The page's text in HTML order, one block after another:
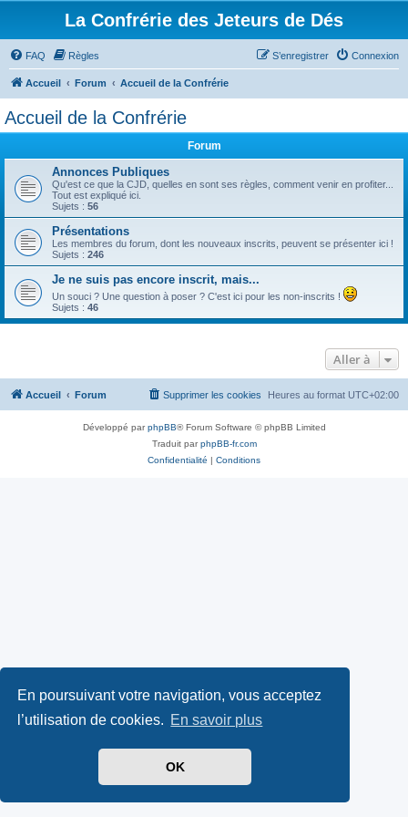
En poursuivant votre navigation, vous acceptez
l’utilisation de cookies. En savoir plus
OK
La Confrérie des Jeteurs de Dés
FAQ Règles Connexion
S’enregistrer
Accueil Forum Accueil de la Confrérie
Accueil de la Confrérie
Forum
Annonces Publiques
Qu'est ce que la CJD, quelles en sont ses règles, comment venir en profiter...
Tout est expliqué ici.
Sujets : 56
Présentations
Les membres du forum, dont les nouveaux inscrits, peuvent se présenter ici !
Sujets : 246
Je ne suis pas encore inscrit, mais...
Un souci ? Une question à poser ? C'est ici pour les non-inscrits !
Sujets : 46
Aller à
Accueil Forum Heures au format UTC+02:00
Supprimer les cookies
Développé parphpBB® Forum Software © phpBB Limited
Traduit parphpBB-fr.com
Confidentialité | Conditions